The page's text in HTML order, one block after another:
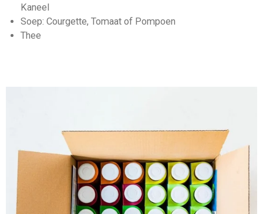
Kaneel
Soep: Courgette, Tomaat of Pompoen
Thee